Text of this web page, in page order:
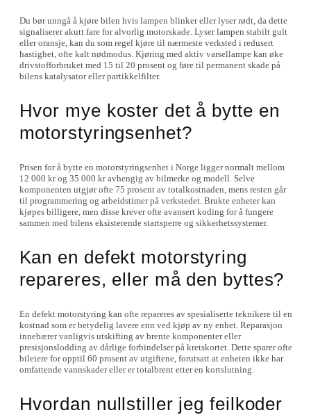
Du bør unngå å kjøre bilen hvis lampen blinker eller lyser rødt, da dette
signaliserer akutt fare for alvorlig motorskade. Lyser lampen stabilt gult
eller oransje, kan du som regel kjøre til nærmeste verksted i redusert
hastighet, ofte kalt nødmodus. Kjøring med aktiv varsellampe kan øke
drivstofforbruket med 15 til 20 prosent og føre til permanent skade på
bilens katalysator eller partikkelfilter.
Hvor mye koster det å bytte en
motorstyringsenhet?
Prisen for å bytte en motorstyringsenhet i Norge ligger normalt mellom
12 000 kr og 35 000 kr avhengig av bilmerke og modell. Selve
komponenten utgjør ofte 75 prosent av totalkostnaden, mens resten går
til programmering og arbeidstimer på verkstedet. Brukte enheter kan
kjøpes billigere, men disse krever ofte avansert koding for å fungere
sammen med bilens eksisterende startsperre og sikkerhetssystemer.
Kan en defekt motorstyring
repareres, eller må den byttes?
En defekt motorstyring kan ofte repareres av spesialiserte teknikere til en
kostnad som er betydelig lavere enn ved kjøp av ny enhet. Reparasjon
innebærer vanligvis utskifting av brente komponenter eller
presisjonslodding av dårlige forbindelser på kretskortet. Dette sparer ofte
bileiere for opptil 60 prosent av utgiftene, forutsatt at enheten ikke har
omfattende vannskader eller er totalbrent etter en kortslutning.
Hvordan nullstiller jeg feilkoder